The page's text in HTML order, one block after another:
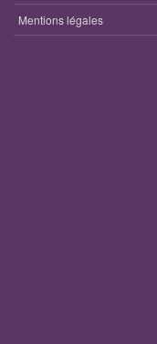
Mentions légales